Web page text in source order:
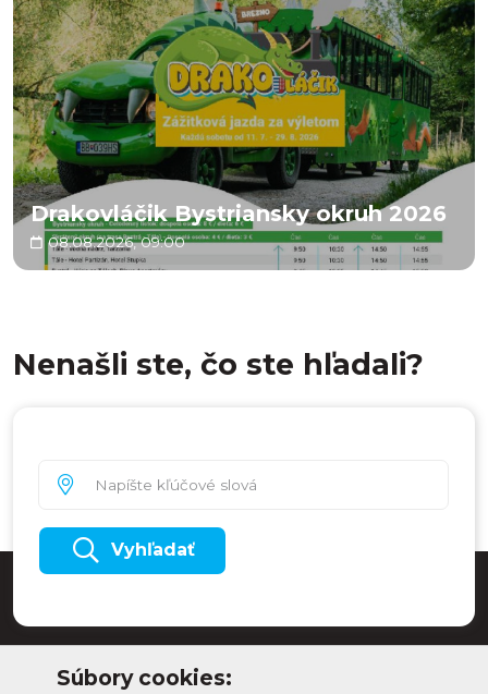
Drakovláčik Bystriansky okruh 2026
08.08.2026, 09:00
Nenašli ste, čo ste hľadali?
Vyhľadať
Súbory cookies: